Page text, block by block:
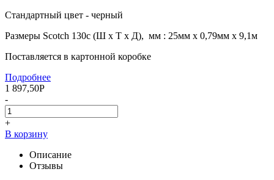
Стандартный цвет - черный
Размеры Scotch 130с (Ш х Т х Д), мм : 25мм х 0,79мм х 9,1м
Поставляется в картонной коробке
Подробнее
1 897,50Р
-
+
В корзину
Описание
Отзывы